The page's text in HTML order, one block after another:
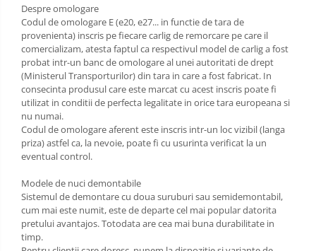
Carlige Mitsubishi
Carlige Nissan
Carlige Omoda
Carlige Opel
Carlige Peugeot
Carlige Plymouth
Carlige Polestar
Carlige Porsche
Carlige Renault
Carlige Seat
Scut motor Smart
Scut motor SsangYong
Scut motor Subaru
Scut motor Suzuki
Scut motor Tesla
Scut motor Toyota
Scut motor Volvo
Scut motor Volvo C40
Scut motor Volvo V90
Scut motor Volvo XC40
Despre omologare
Codul de omologare E (e20, e27... in functie de tara de
provenienta) inscris pe fiecare carlig de remorcare pe care il
comercializam, atesta faptul ca respectivul model de carlig a fost
probat intr-un banc de omologare al unei autoritati de drept
(Ministerul Transporturilor) din tara in care a fost fabricat. In
consecinta produsul care este marcat cu acest inscris poate fi
utilizat in conditii de perfecta legalitate in orice tara europeana si
nu numai.
Codul de omologare aferent este inscris intr-un loc vizibil (langa
priza) astfel ca, la nevoie, poate fi cu usurinta verificat la un
eventual control.
Modele de nuci demontabile
Sistemul de demontare cu doua suruburi sau semidemontabil,
cum mai este numit, este de departe cel mai popular datorita
pretului avantajos. Totodata are cea mai buna durabilitate in
timp.